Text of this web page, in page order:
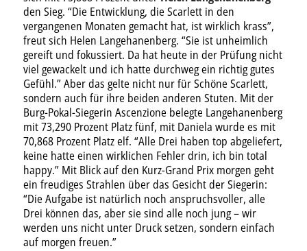
den Sieg. “Die Entwicklung, die Scarlett in den
vergangenen Monaten gemacht hat, ist wirklich krass”,
freut sich Helen Langehanenberg. “Sie ist unheimlich
gereift und fokussiert. Da hat heute in der Prüfung nicht
viel gewackelt und ich hatte durchweg ein richtig gutes
Gefühl.” Aber das gelte nicht nur für Schöne Scarlett,
sondern auch für ihre beiden anderen Stuten. Mit der
Burg-Pokal-Siegerin Ascenzione belegte Langehanenberg
mit 73,290 Prozent Platz fünf, mit Daniela wurde es mit
70,868 Prozent Platz elf. “Alle Drei haben top abgeliefert,
keine hatte einen wirklichen Fehler drin, ich bin total
happy.” Mit Blick auf den Kurz-Grand Prix morgen geht
ein freudiges Strahlen über das Gesicht der Siegerin:
“Die Aufgabe ist natürlich noch anspruchsvoller, alle
Drei können das, aber sie sind alle noch jung – wir
werden uns nicht unter Druck setzen, sondern einfach
auf morgen freuen.”